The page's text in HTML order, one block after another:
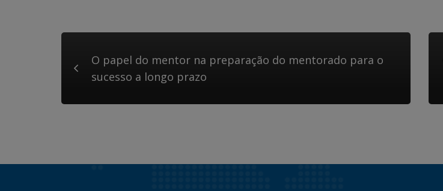
O papel do mentor na preparação do mentorado para o
sucesso a longo prazo